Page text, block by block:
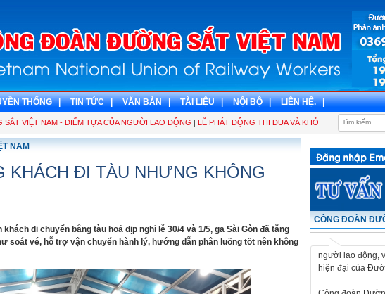
THỐNG | TIN TỨC | VĂN BẢN | TÀI LIỆU | NỘI BỘ | LIÊN HỆ. |
VIỆT NAM - ĐIỂM TỰA CỦA NGƯỜI LAO ĐỘNG|LỄ PHÁT ĐỘNG THI ĐUA VÀ KHỞI CÔNG CÔNG
NAM
KHÁCH ĐI TÀU NHƯNG KHÔNG
di chuyển bằng tàu hoả dịp nghỉ lễ 30/4 và 1/5, ga Sài Gòn đã tăng
vé, hỗ trợ vận chuyển hành lý, hướng dẫn phân luồng tốt nên không
CÔNG ĐOÀN
Công đoàn
dân chủ - kỷ
người lao động,
hiện đại của
Công đoàn